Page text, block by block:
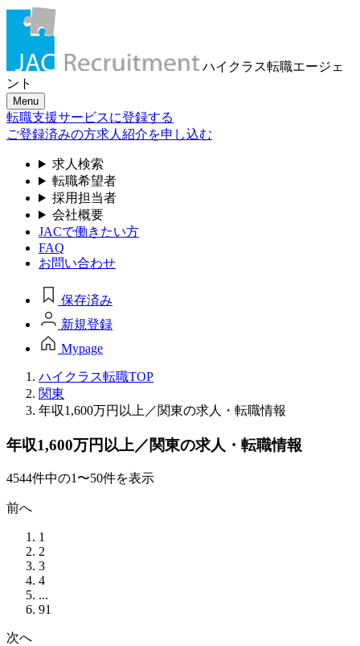
ハイクラス転職エージェ
ント
Menu
転職支援サービスに登録する
ご登録済みの方求人紹介を申し込む
求人検索
転職希望者
採用担当者
会社概要
JACで働きたい方
FAQ
お問い合わせ
保存済み
新規登録
Mypage
ハイクラス転職TOP
関東
年収1,600万円以上／関東の求人・転職情報
年収1,600万円以上／関東の求人・転職情報
4544件中の1〜50件を表示
前へ
1
2
3
4
...
91
次へ